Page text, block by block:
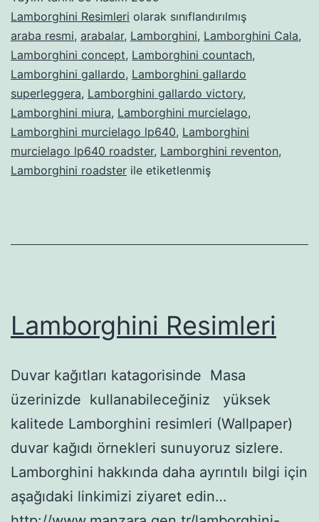
Lamborghini Resimleri olarak sınıflandırılmış
araba resmi, arabalar, Lamborghini, Lamborghini Cala,
Lamborghini concept, Lamborghini countach,
Lamborghini gallardo, Lamborghini gallardo
superleggera, Lamborghini gallardo victory,
Lamborghini miura, Lamborghini murcielago,
Lamborghini murcielago lp640, Lamborghini
murcielago lp640 roadster, Lamborghini reventon,
Lamborghini roadster ile etiketlenmiş
Lamborghini Resimleri
Duvar kağıtları katagorisinde Masa
üzerinizde kullanabileceğiniz yüksek
kalitede Lamborghini resimleri (Wallpaper)
duvar kağıdı örnekleri sunuyoruz sizlere.
Lamborghini hakkında daha ayrıntılı bilgi için
aşağıdaki linkimizi ziyaret edin…